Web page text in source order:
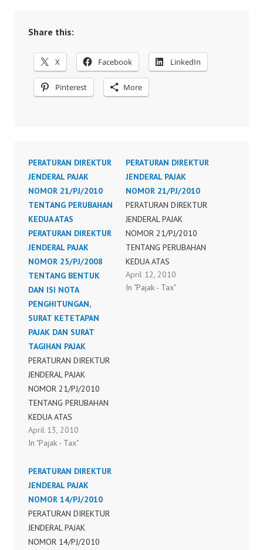
Share this:
X Facebook LinkedIn
Pinterest More
PERATURAN DIREKTUR
JENDERAL PAJAK
NOMOR 21/PJ/2010
TENTANG PERUBAHAN
KEDUA ATAS
PERATURAN DIREKTUR
JENDERAL PAJAK
NOMOR 25/PJ/2008
TENTANG BENTUK
DAN ISI NOTA
PENGHITUNGAN,
SURAT KETETAPAN
PAJAK DAN SURAT
TAGIHAN PAJAK
PERATURAN DIREKTUR
JENDERAL PAJAK
NOMOR 21/PJ/2010
TENTANG PERUBAHAN
KEDUA ATAS
PERATURAN DIREKTUR
JENDERAL PAJAK
TENTANG BENTUK DAN
ISI NOTA
PENGHITUNGAN, SURAT
KETETAPAN PAJAK DAN
SURAT TAGIHAN PAJAK
April 13, 2010
In "Pajak - Tax"
PERATURAN DIREKTUR
JENDERAL PAJAK
NOMOR 21/PJ/2010
PERATURAN DIREKTUR
JENDERAL PAJAK
NOMOR 21/PJ/2010
TENTANG PERUBAHAN
KEDUA ATAS
PERATURAN DIREKTUR
JENDERAL PAJAK
April 12, 2010
In "Pajak - Tax"
PERATURAN DIREKTUR
JENDERAL PAJAK
NOMOR 14/PJ/2010
PERATURAN DIREKTUR
JENDERAL PAJAK
NOMOR 14/PJ/2010